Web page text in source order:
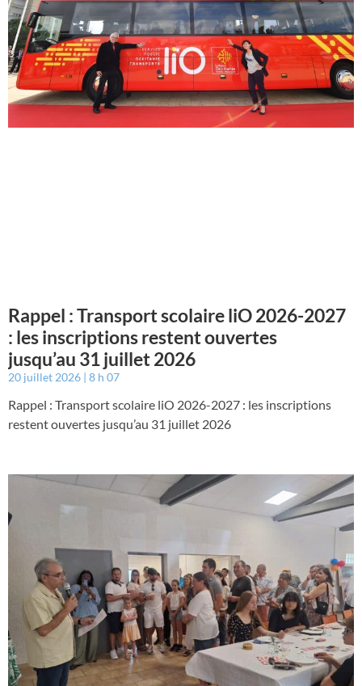
Rappel : Transport scolaire liO 2026-2027
: les inscriptions restent ouvertes
jusqu’au 31 juillet 2026
20 juillet 2026 8 h 07
Rappel : Transport scolaire liO 2026-2027 : les inscriptions
restent ouvertes jusqu’au 31 juillet 2026